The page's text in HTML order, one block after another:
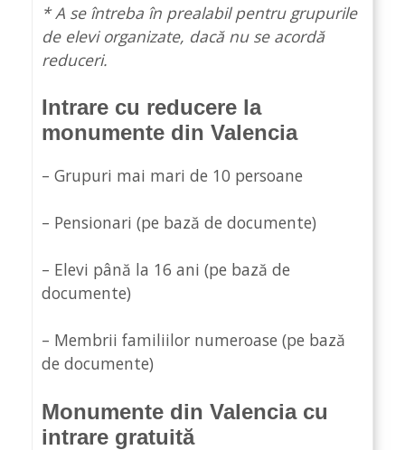
* A se întreba în prealabil pentru grupurile
de elevi organizate, dacă nu se acordă
reduceri.
Intrare cu reducere la
monumente din Valencia
– Grupuri mai mari de 10 persoane
– Pensionari (pe bază de documente)
– Elevi până la 16 ani (pe bază de
documente)
– Membrii familiilor numeroase (pe bază
de documente)
Monumente din Valencia cu
intrare gratuită